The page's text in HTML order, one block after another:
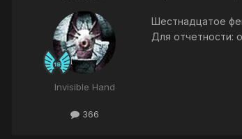
Invisible Hand
366
Шестнадцатое
Для отчетности: